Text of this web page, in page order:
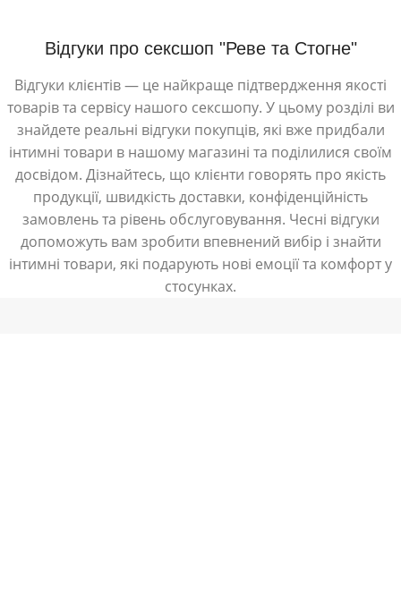
Відгуки про сексшоп "Реве та Стогне"
Відгуки клієнтів — це найкраще підтвердження якості
товарів та сервісу нашого сексшопу. У цьому розділі ви
знайдете реальні відгуки покупців, які вже придбали
інтимні товари в нашому магазині та поділилися своїм
досвідом. Дізнайтесь, що клієнти говорять про якість
продукції, швидкість доставки, конфіденційність
замовлень та рівень обслуговування. Чесні відгуки
допоможуть вам зробити впевнений вибір і знайти
інтимні товари, які подарують нові емоції та комфорт у
стосунках.